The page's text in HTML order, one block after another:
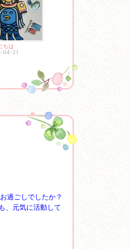
ちは
04-21
過ごしでしたか？
、元気に活動して